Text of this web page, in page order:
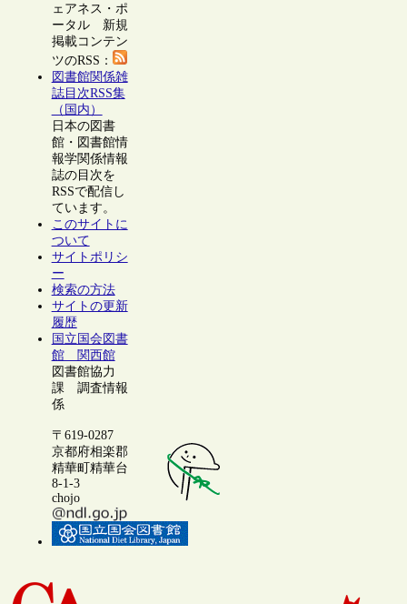
ェアネス・ポ
ータル 新規
掲載コンテン
ツのRSS：
図書館関係雑
誌目次RSS集
（国内）
日本の図書
館・図書館情
報学関係情報
誌の目次を
RSSで配信し
ています。
このサイトに
ついて
サイトポリシ
ー
検索の方法
サイトの更新
履歴
国立国会図書
館 関西館
図書館協力
課 調査情報
係
〒619-0287
京都府相楽郡
精華町精華台
8-1-3
chojo